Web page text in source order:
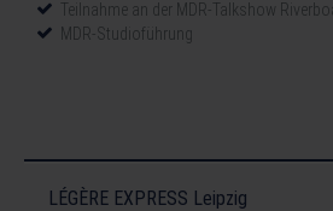
Teilnahme an der MDR-Talkshow
MDR-Studioführung
LÉGÈRE EXPRESS Leipzig